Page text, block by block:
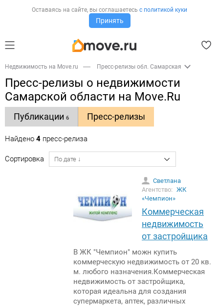
Оставаясь на сайте, вы соглашаетесь с политикой куки
Принять
Недвижимость на Move.ru Пресс-релизы обл. Самарская
Пресс-релизы о недвижимости
Самарской области на Move.Ru
Публикации 6 Пресс-релизы
Найдено 4 пресс-релиза
Сортировка
Светлана
Агентство: ЖК
«Чемпион»
Коммерческая
недвижимость
от застройщика
В ЖК "Чемпион" можн купить
коммерческую недвижимость от 20 кв.
м. любого назначения.Коммерческая
недвижимость от застройщика,
которая идеальна для создания
супермаркета, аптек, различных